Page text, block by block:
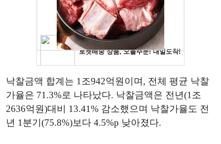
낙찰금액 합계는 1조942억원이며, 전체 평균 낙찰
가율은 71.3%로 나타났다. 낙찰금액은 전년(1조
2636억원)대비 13.41% 감소했으며 낙찰가율도 전
년 1분기(75.8%)보다 4.5%p 낮아졌다.